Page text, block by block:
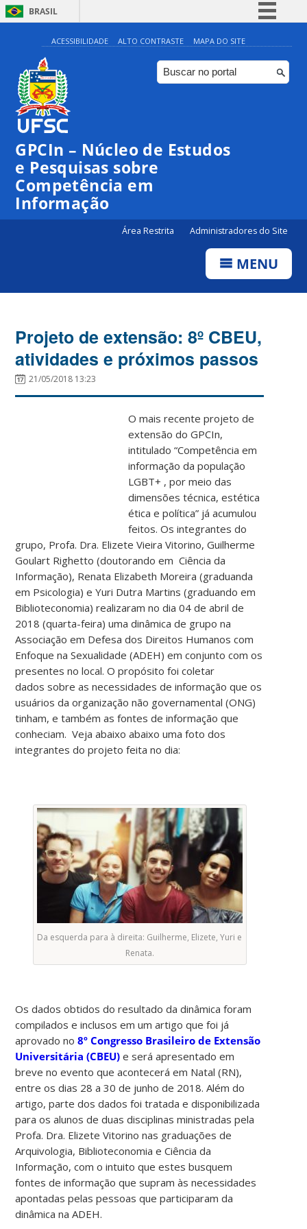
BRASIL
Simplifique!
Comunica BR
Participe
Canais
ACESSIBILIDADE ALTO CONTRASTE MAPA DO SITE
GPCIn – Núcleo de Estudos
e Pesquisas sobre
Competência em
Informação
Área Restrita Administradores do Site
MENU
Projeto de extensão: 8º CBEU,
atividades e próximos passos
21/05/2018 13:23
O mais recente projeto de
extensão do GPCIn,
intitulado “Competência em
informação da população
LGBT+ , por meio das
dimensões técnica, estética
ética e política” já acumulou
feitos. Os integrantes do
grupo, Profa. Dra. Elizete Vieira Vitorino, Guilherme
Goulart Righetto (doutorando em Ciência da
Informação), Renata Elizabeth Moreira (graduanda
em Psicologia) e Yuri Dutra Martins (graduando em
Biblioteconomia) realizaram no dia 04 de abril de
2018 (quarta-feira) uma dinâmica de grupo na
Associação em Defesa dos Direitos Humanos com
Enfoque na Sexualidade (ADEH) em conjunto com os
presentes no local.O propósito foi coletar
dados sobre as necessidades de informação que os
usuários da organização não governamental (ONG)
tinham, e também as fontes de informação que
conheciam. Veja abaixo abaixo uma foto dos
integrantes do projeto feita no dia:
Da esquerda para à direita: Guilherme, Elizete, Yuri e
Renata.
Os dados obtidos do resultado da dinâmica foram
compilados e inclusos em um artigo que foi já
aprovado no8º Congresso Brasileiro de Extensão
Universitária (CBEU) e será apresentado em
breve no evento que acontecerá em Natal (RN),
entre os dias 28 a 30 de junho de 2018. Além do
artigo, parte dos dados foi tratada e disponibilizada
para os alunos de duas disciplinas ministradas pela
Profa. Dra. Elizete Vitorino nas graduações de
Arquivologia, Biblioteconomia e Ciência da
Informação, com o intuito que estes busquem
fontes de informação que supram às necessidades
apontadas pelas pessoas que participaram da
dinâmica na ADEH.